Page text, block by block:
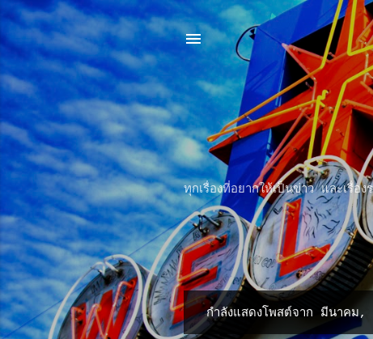
ทุกเรื่องที่อยากให้เป็นข่าว และเรื่
บ
กำลังแสดงโพสต์จาก มีนาคม,